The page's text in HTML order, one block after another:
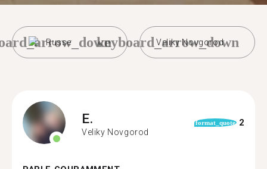
Russe Veliky Novgorod
keyboard_arrow_down
E.
Veliky Novgorod
format_quote 2